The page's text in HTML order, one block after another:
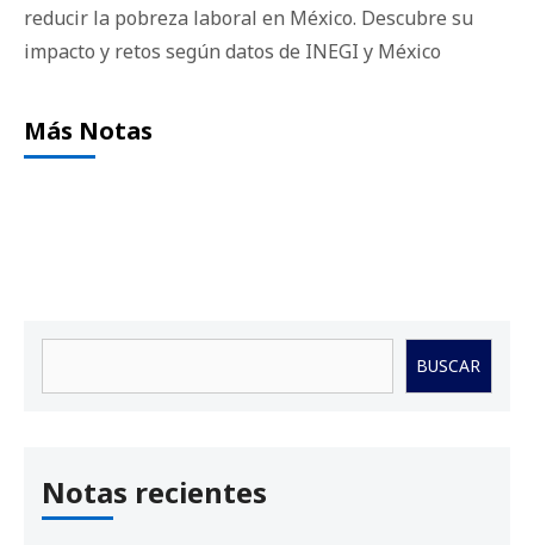
reducir la pobreza laboral en México. Descubre su
impacto y retos según datos de INEGI y México
Más Notas
BUSCAR
Notas recientes